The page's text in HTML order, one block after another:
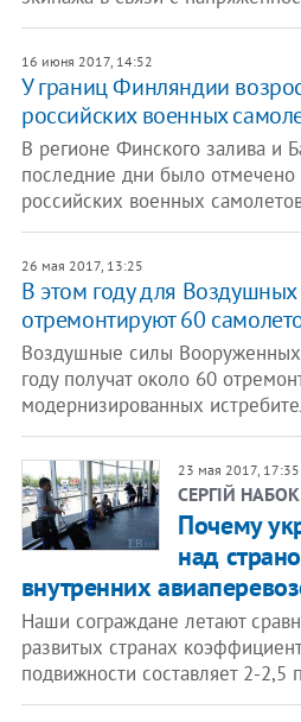
16 июня 2017, 14:52
У границ Финляндии
российских военных
В регионе Финского залива и
последние дни было отмечено
российских военных
26 мая 2017, 13:25
В этом году для
отремонтируют 60
Воздушные силы
году получат около 60
модернизированных
23 мая 2017, 17:35
СЕРГІЙ НАБОК
Почему
над
внутренних
Наши сограждане летают
развитых странах
подвижности составляет 2-2,5